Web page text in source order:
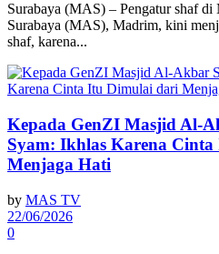
Surabaya (MAS) – Pengatur shaf
Surabaya (MAS), Madrim, kini
shaf, karena...
Kepada GenZI Masjid Al-
Syam: Ikhlas Karena
Menjaga Hati
by MAS TV
22/06/2026
0